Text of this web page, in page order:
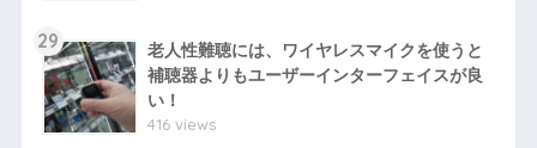
29
老人性難聴には、ワイヤレスマイクを使うと
補聴器よりもユーザーインターフェイスが良
い！
416 views